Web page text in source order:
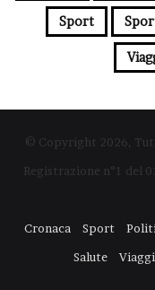
Sport
© Copyright 2026,
Registrazione n°1 del
Cronaca
Sport
Salute
Viaggi